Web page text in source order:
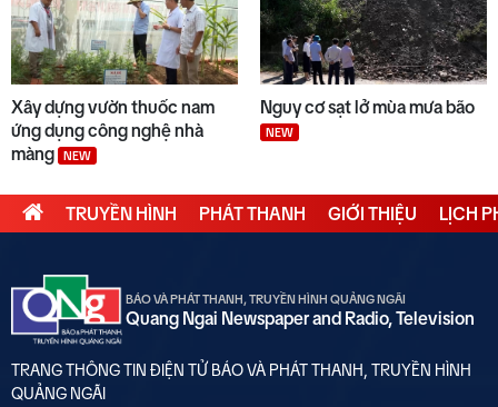
Xây dựng vườn thuốc nam
ứng dụng công nghệ nhà
màng
NEW
Nguy cơ sạt lở mùa mưa bão
NEW
TRUYỀN HÌNH PHÁT THANH GIỚI THIỆU LỊCH
BÁO VÀ PHÁT THANH, TRUYỀN HÌNH QUẢNG NGÃI
Quang Ngai Newspaper and Radio, Television
TRANG THÔNG TIN ĐIỆN TỬ BÁO VÀ PHÁT THANH, TRUYỀN HÌNH
QUẢNG NGÃI